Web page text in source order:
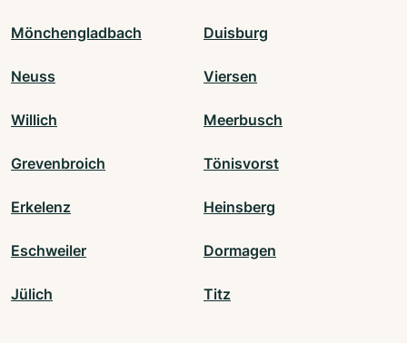
Mönchengladbach Duisburg
Neuss Viersen
Willich Meerbusch
Grevenbroich Tönisvorst
Erkelenz Heinsberg
Eschweiler Dormagen
Jülich Titz